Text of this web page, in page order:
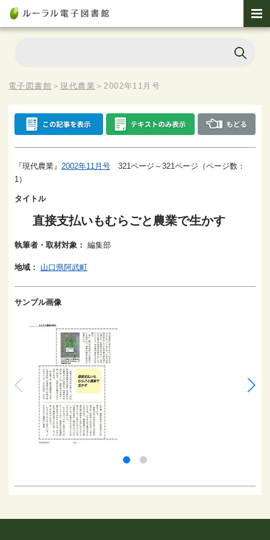
電子図書館 ＞現代農業 ＞2002年11月号
『現代農業』 2002年11月号 321ページ～321ページ（ページ数：
1）
タイトル
直接支払いもむらごと農業で生かす
執筆者・取材対象： 編集部
地域： 山口県阿武町
サンプル画像